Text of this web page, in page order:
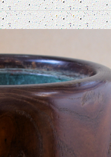
浮出火鉢
染付火鉢
吹墨火鉢
絵付火鉢
無地火鉢
陰陽刻火鉢
木製火鉢
塗火鉢
金製火鉢
長火鉢 火箸
灰均
五徳
諸道